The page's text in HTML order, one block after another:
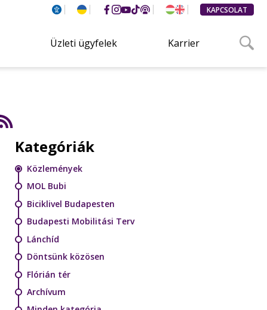
KAPCSOLAT
Üzleti ügyfelek Karrier
Kategóriák
Közlemények
MOL Bubi
Biciklivel Budapesten
Budapesti Mobilitási Terv
Lánchíd
Döntsünk közösen
Flórián tér
Archívum